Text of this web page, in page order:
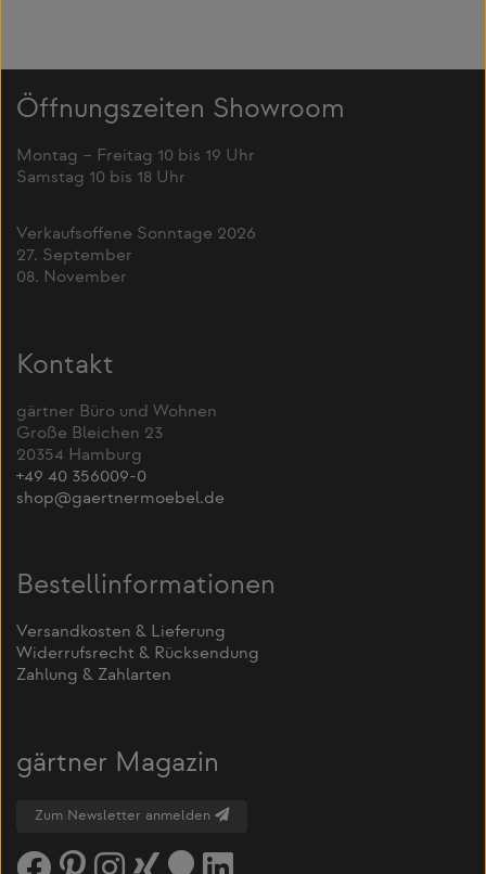
Öffnungszeiten Showroom
Montag – Freitag 10 bis 19 Uhr
Samstag 10 bis 18 Uhr
Verkaufsoffene Sonntage 2026
27. September
08. November
Kontakt
gärtner Büro und Wohnen
Große Bleichen 23
20354 Hamburg
+49 40 356009-0
shop@gaertnermoebel.de
Bestellinformationen
Versandkosten & Lieferung
Widerrufsrecht & Rücksendung
Zahlung & Zahlarten
gärtner Magazin
Zum Newsletter anmelden